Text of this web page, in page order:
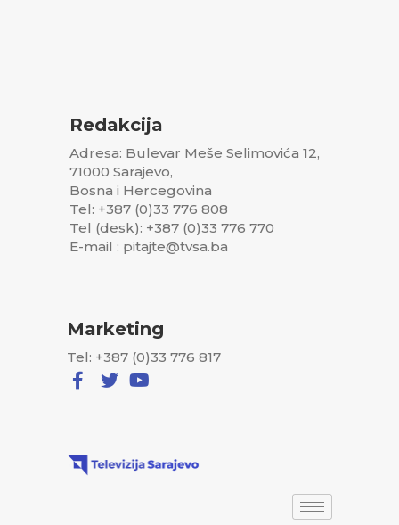
Redakcija
Adresa: Bulevar Meše Selimovića 12,
71000 Sarajevo,
Bosna i Hercegovina
Tel: +387 (0)33 776 808
Tel (desk): +387 (0)33 776 770
E-mail : pitajte@tvsa.ba
Marketing
Tel: +387 (0)33 776 817